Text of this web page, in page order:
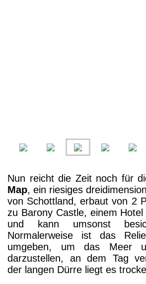
Nun reicht die Zeit noch für
Map, ein riesiges
von Schottland, erbaut von 2
zu Barony Castle, einem
und kann umsonst
Normalerweise ist das
umgeben, um das Meer
darzustellen, an dem Tag
der langen Dürre liegt es